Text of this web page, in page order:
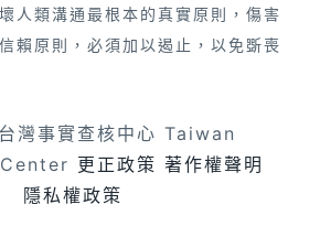
人類溝通最根本的真實原則，傷害
賴原則，必須加以遏止，以免斲喪
事實查核中心 Taiwan
更正政策 著作權聲明
隱私權政策